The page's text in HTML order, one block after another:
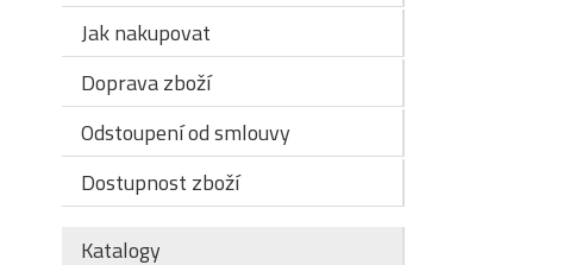
Jak nakupovat
Doprava zboží
Odstoupení od smlouvy
Dostupnost zboží
Katalogy